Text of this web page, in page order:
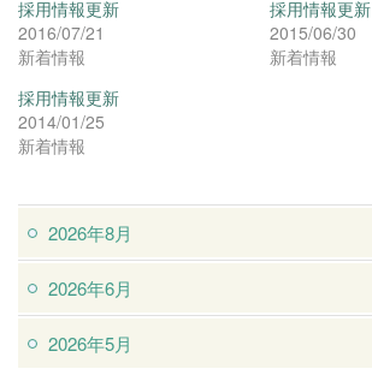
採用情報更新
2016/07/21
新着情報
採用情報更新
2015/06/30
新着情報
採用情報更新
2014/01/25
新着情報
2026年8月
2026年6月
2026年5月